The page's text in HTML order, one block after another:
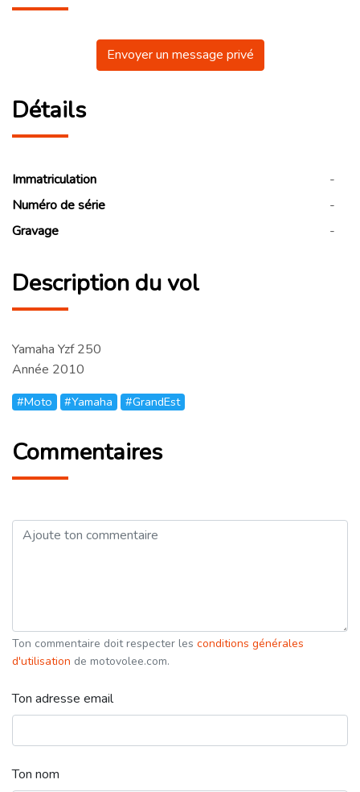
Envoyer un message privé
Détails
Immatriculation
-
Numéro de série
-
Gravage
-
Description du vol
Yamaha Yzf 250
Année 2010
#Moto #Yamaha #GrandEst
Commentaires
Ton commentaire doit respecter les conditions générales
d'utilisation de motovolee.com.
Ton adresse email
Ton nom